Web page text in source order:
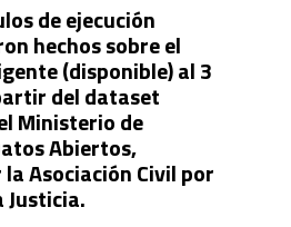
de ejecución
hechos sobre el
(disponible) al 3
del dataset
Ministerio de
Abiertos,
Asociación Civil por
Justicia.